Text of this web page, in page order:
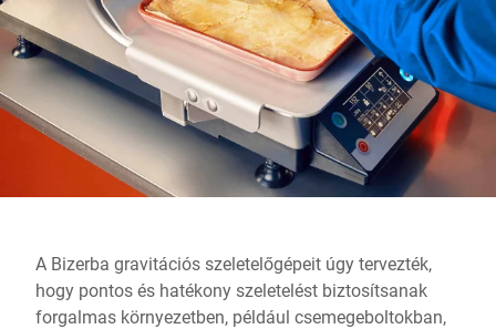
Globális weboldal
A Bizerba gravitációs szeletelőgépeit úgy tervezték,
hogy pontos és hatékony szeletelést biztosítsanak
forgalmas környezetben, például csemegeboltokban,